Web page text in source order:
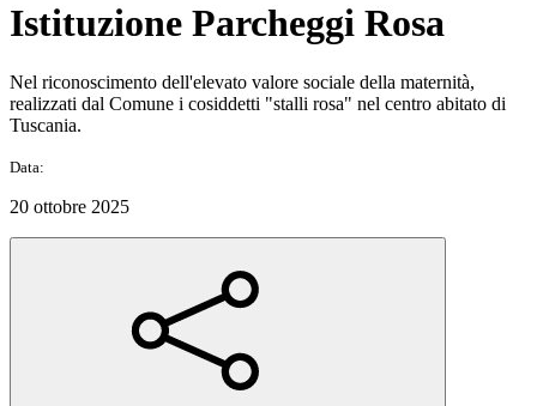
Istituzione Parcheggi Rosa
Nel riconoscimento dell'elevato valore sociale della maternità,
realizzati dal Comune i cosiddetti "stalli rosa" nel centro abitato di
Tuscania.
Data:
20 ottobre 2025